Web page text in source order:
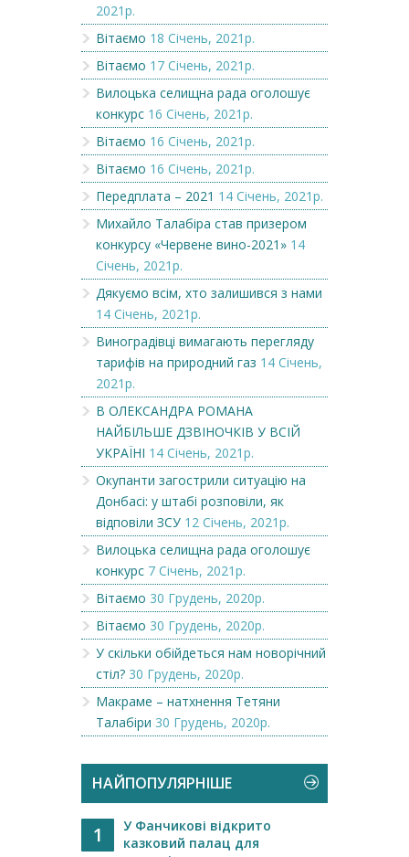
2021р.
Вітаємо 18 Січень, 2021р.
Вітаємо 17 Січень, 2021р.
Вилоцька селищна рада оголошує
конкурс 16 Січень, 2021р.
Вітаємо 16 Січень, 2021р.
Вітаємо 16 Січень, 2021р.
Передплата – 2021 14 Січень, 2021р.
Михайло Талабіра став призером
конкурсу «Червене вино-2021» 14
Січень, 2021р.
Дякуємо всім, хто залишився з нами
14 Січень, 2021р.
Виноградівці вимагають перегляду
тарифів на природний газ 14 Січень,
2021р.
В ОЛЕКСАНДРА РОМАНА
НАЙБІЛЬШЕ ДЗВІНОЧКІВ У ВСІЙ
УКРАЇНІ 14 Січень, 2021р.
Окупанти загострили ситуацію на
Донбасі: у штабі розповіли, як
відповіли ЗСУ 12 Січень, 2021р.
Вилоцька селищна рада оголошує
конкурс 7 Січень, 2021р.
Вітаємо 30 Грудень, 2020р.
Вітаємо 30 Грудень, 2020р.
У скільки обійдеться нам новорічний
стіл? 30 Грудень, 2020р.
Макраме – натхнення Тетяни
Талабіри 30 Грудень, 2020р.
НАЙПОПУЛЯРНІШЕ
1
У Фанчикові відкрито
казковий палац для